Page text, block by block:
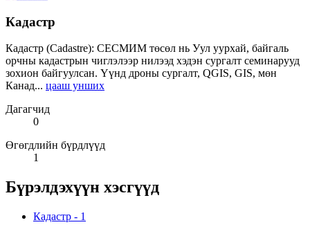
Кадастр
Кадастр (Cadastre): СЕСМИМ төсөл нь Уул уурхай, байгаль
орчны кадастрын чиглэлээр нилээд хэдэн сургалт семинарууд
зохион байгуулсан. Үүнд дроны сургалт, QGIS, GIS, мөн
Канад... цааш унших
Дагагчид
0
Өгөгдлийн бүрдлүүд
1
Бүрэлдэхүүн хэсгүүд
Кадастр - 1